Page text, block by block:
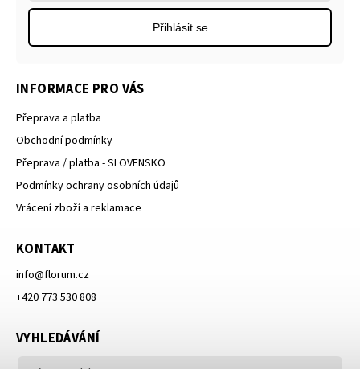
Přihlásit se
INFORMACE PRO VÁS
Přeprava a platba
Obchodní podmínky
Přeprava / platba - SLOVENSKO
Podmínky ochrany osobních údajů
Vrácení zboží a reklamace
KONTAKT
info@florum.cz
+420 773 530 808
VYHLEDÁVÁNÍ